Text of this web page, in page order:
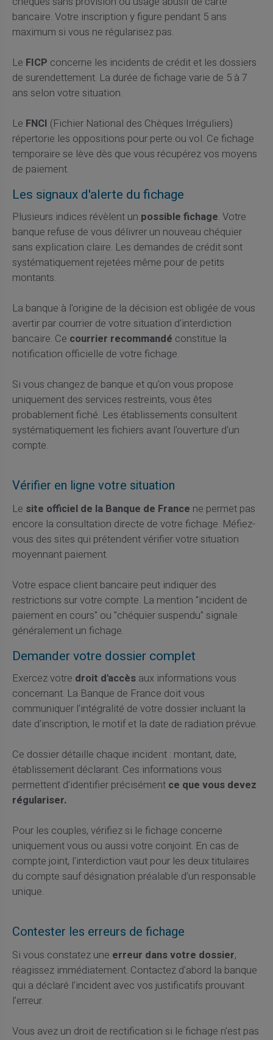
bancaire. Votre inscription y figure pendant 5 ans
maximum si vous ne régularisez pas.
Le FICP concerne les incidents de crédit et les dossiers
de surendettement. La durée de fichage varie de 5 à 7
ans selon votre situation.
Le FNCI (Fichier National des Chèques Irréguliers)
répertorie les oppositions pour perte ou vol. Ce fichage
temporaire se lève dès que vous récupérez vos moyens
de paiement.
Les signaux d'alerte du fichage
Plusieurs indices révèlent un possible fichage. Votre
banque refuse de vous délivrer un nouveau chéquier
sans explication claire. Les demandes de crédit sont
systématiquement rejetées même pour de petits
montants.
La banque à l'origine de la décision est obligée de vous
avertir par courrier de votre situation d'interdiction
bancaire. Ce courrier recommandé constitue la
notification officielle de votre fichage.
Si vous changez de banque et qu'on vous propose
uniquement des services restreints, vous êtes
probablement fiché. Les établissements consultent
systématiquement les fichiers avant l'ouverture d'un
compte.
Vérifier en ligne votre situation
Le site officiel de la Banque de France ne permet pas
encore la consultation directe de votre fichage. Méfiez-
vous des sites qui prétendent vérifier votre situation
moyennant paiement.
Votre espace client bancaire peut indiquer des
restrictions sur votre compte. La mention "incident de
paiement en cours" ou "chéquier suspendu" signale
généralement un fichage.
Demander votre dossier complet
Exercez votre droit d'accèsaux informations vous
concernant. La Banque de France doit vous
communiquer l'intégralité de votre dossier incluant la
date d'inscription, le motif et la date de radiation prévue.
Ce dossier détaille chaque incident : montant, date,
établissement déclarant. Ces informations vous
permettent d'identifier précisément ce que vous devez
régulariser.
Pour les couples, vérifiez si le fichage concerne
uniquement vous ou aussi votre conjoint. En cas de
compte joint, l'interdiction vaut pour les deux titulaires
du compte sauf désignation préalable d'un responsable
unique.
Contester les erreurs de fichage
Si vous constatez une erreur dans votre dossier,
réagissez immédiatement. Contactez d'abord la banque
qui a déclaré l'incident avec vos justificatifs prouvant
l'erreur.
Vous avez un droit de rectification si le fichage n'est pas